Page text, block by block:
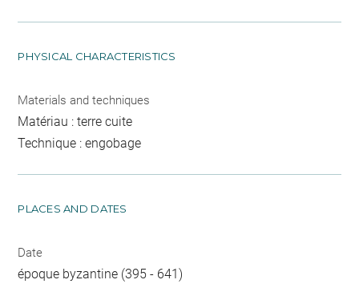
PHYSICAL CHARACTERISTICS
Materials and techniques
Matériau : terre cuite
Technique : engobage
PLACES AND DATES
Date
époque byzantine (395 - 641)